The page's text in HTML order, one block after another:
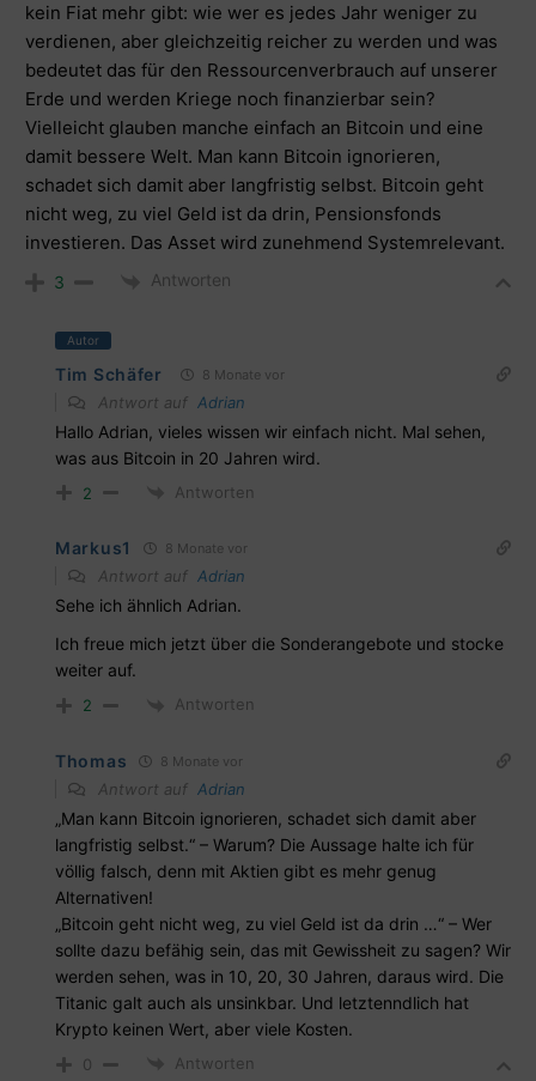
kein Fiat mehr gibt: wie wer es jedes Jahr weniger zu
verdienen, aber gleichzeitig reicher zu werden und was
bedeutet das für den Ressourcenverbrauch auf unserer
Erde und werden Kriege noch finanzierbar sein?
Vielleicht glauben manche einfach an Bitcoin und eine
damit bessere Welt. Man kann Bitcoin ignorieren,
schadet sich damit aber langfristig selbst. Bitcoin geht
nicht weg, zu viel Geld ist da drin, Pensionsfonds
investieren. Das Asset wird zunehmend Systemrelevant.
3 Antworten
Autor
Tim Schäfer 8 Monate vor
Antwort auf Adrian
Hallo Adrian, vieles wissen wir einfach nicht. Mal sehen,
was aus Bitcoin in 20 Jahren wird.
2 Antworten
Markus1 8 Monate vor
Antwort auf Adrian
Sehe ich ähnlich Adrian.
Ich freue mich jetzt über die Sonderangebote und stocke
weiter auf.
2 Antworten
Thomas 8 Monate vor
Antwort auf Adrian
„Man kann Bitcoin ignorieren, schadet sich damit aber
langfristig selbst.“ – Warum? Die Aussage halte ich für
völlig falsch, denn mit Aktien gibt es mehr genug
Alternativen!
„Bitcoin geht nicht weg, zu viel Geld ist da drin …“ – Wer
sollte dazu befähig sein, das mit Gewissheit zu sagen? Wir
werden sehen, was in 10, 20, 30 Jahren, daraus wird. Die
Titanic galt auch als unsinkbar. Und letztenndlich hat
Krypto keinen Wert, aber viele Kosten.
0 Antworten